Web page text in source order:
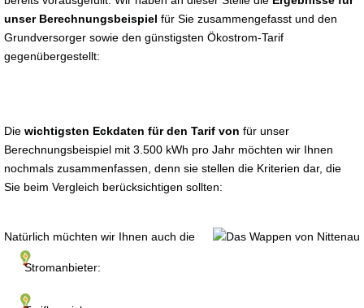
unser Berechnungsbeispiel für Sie zusammengefasst und den
Grundversorger sowie den günstigsten Ökostrom-Tarif
gegenübergestellt:
Die wichtigsten Eckdaten für den Tarif von für unser
Berechnungsbeispiel mit 3.500 kWh pro Jahr möchten wir Ihnen
nochmals zusammenfassen, denn sie stellen die Kriterien dar, die
Sie beim Vergleich berücksichtigen sollten:
Stromanbieter:
Natürlich müchten wir Ihnen auch die